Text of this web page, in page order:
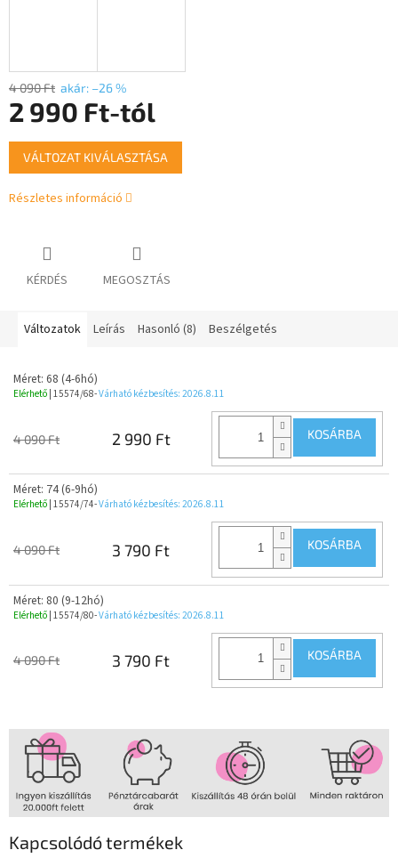
4 090 Ft akár: –26 %
2 990 Ft-tól
Egységár:
VÁLTOZAT KIVÁLASZTÁSA
Részletes információ
KÉRDÉS MEGOSZTÁS
Kapcsolódó termékek
Változatok Leírás Hasonló (8) Beszélgetés
Méret: 68 (4-6hó)
Elérhető | 15574/68-Várható kézbesítés: 2026.8.11
4 090 Ft 2 990 Ft KOSÁRBA
Méret: 74 (6-9hó)
Elérhető | 15574/74-Várható kézbesítés: 2026.8.11
4 090 Ft 3 790 Ft KOSÁRBA
Méret: 80 (9-12hó)
Elérhető | 15574/80-Várható kézbesítés: 2026.8.11
4 090 Ft 3 790 Ft KOSÁRBA